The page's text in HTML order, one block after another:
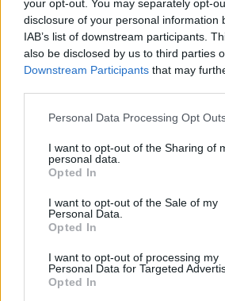
your opt-out. You may separately opt-
disclosure of your personal information
IAB’s list of downstream participants.
also be disclosed by us to third parties
Downstream Participants that may
Please note that this website/app uses
not limited to your visit or usage
grant or deny consent to Google and its
use your data for below specified
consent section.
Personal Data Processing Opt
I want to opt-out of the Sharing of
personal data.
Opted In
I want to opt-out of the Sale of my
Personal Data.
Opted In
I want to opt-out of processing my
Personal Data for Targeted
Opted In